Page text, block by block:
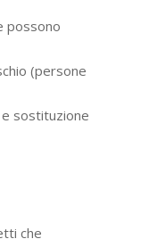
possono
(persone
sostituzione
che